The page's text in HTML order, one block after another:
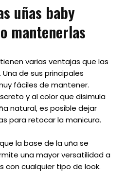
uñas baby
mantenerlas
varias ventajas que las
de sus principales
fáciles de mantener.
y al color que disimula
natural, es posible dejar
para retocar la manicura.
la base de la uña se
una mayor versatilidad a
con cualquier tipo de look.